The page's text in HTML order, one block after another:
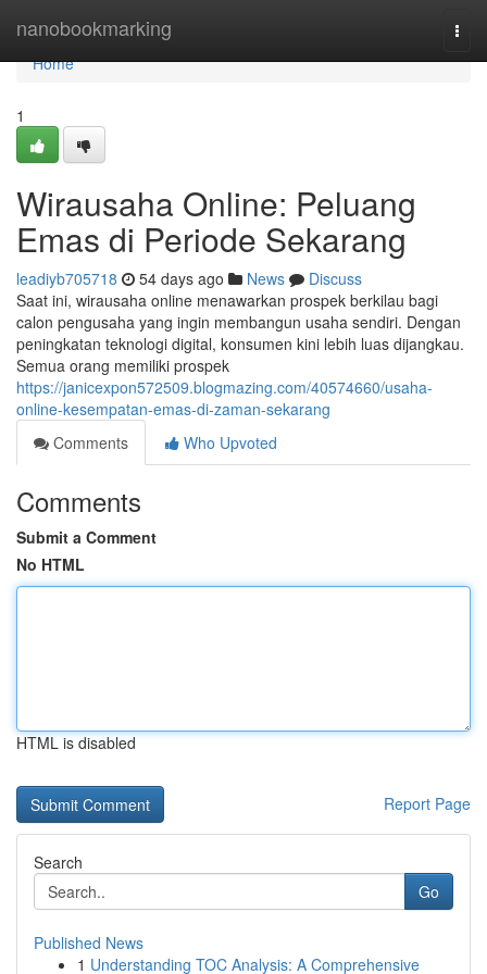
nanobookmarking
Home
Home
1
Wirausaha Online: Peluang
Emas di Periode Sekarang
leadiyb705718 54 days ago News
Discuss
Saat ini, wirausaha online menawarkan prospek berkilau bagi
calon pengusaha yang ingin membangun usaha sendiri. Dengan
peningkatan teknologi digital, konsumen kini lebih luas dijangkau.
Semua orang memiliki prospek
https://janicexpon572509.blogmazing.com/40574660/usaha-
online-kesempatan-emas-di-zaman-sekarang
Comments
Who Upvoted
Comments
Submit a Comment
No HTML
HTML is disabled
Report Page
Search
Go
Published News
1 Understanding TOC Analysis: A Comprehensive